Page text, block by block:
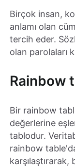
Birçok insan,
anlamı olan
tercih eder.
olan parolaları
Rainbow
Bir rainbow
değerlerine
tablodur.
rainbow